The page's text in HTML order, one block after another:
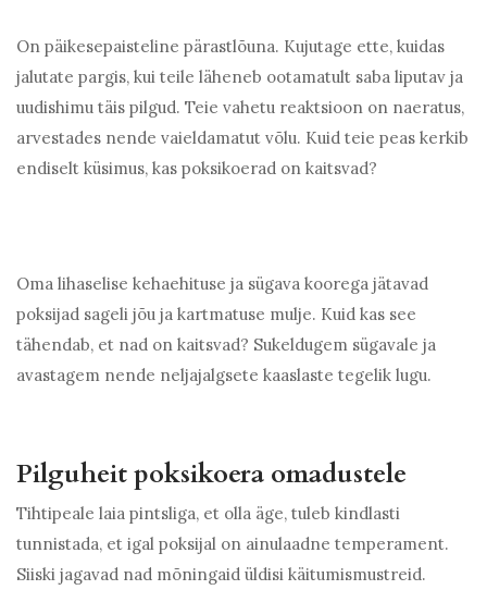
On päikesepaisteline pärastlõuna. Kujutage ette, kuidas
jalutate pargis, kui teile läheneb ootamatult saba liputav ja
uudishimu täis pilgud. Teie vahetu reaktsioon on naeratus,
arvestades nende vaieldamatut võlu. Kuid teie peas kerkib
endiselt küsimus, kas poksikoerad on kaitsvad?
Oma lihaselise kehaehituse ja sügava koorega jätavad
poksijad sageli jõu ja kartmatuse mulje. Kuid kas see
tähendab, et nad on kaitsvad? Sukeldugem sügavale ja
avastagem nende neljajalgsete kaaslaste tegelik lugu.
Pilguheit poksikoera omadustele
Tihtipeale laia pintsliga, et olla äge, tuleb kindlasti
tunnistada, et igal poksijal on ainulaadne temperament.
Siiski jagavad nad mõningaid üldisi käitumismustreid.